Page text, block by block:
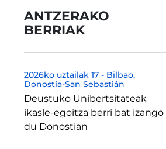
ANTZERAKO
BERRIAK
2026ko uztailak 17 - Bilbao
Donostia-San Sebastián
Deustuko Unibertsitateak
ikasle-egoitza berri bat izango
du Donostian